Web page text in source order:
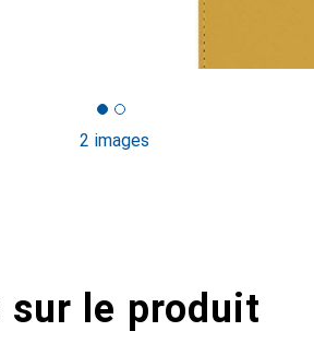
2 images
le produit